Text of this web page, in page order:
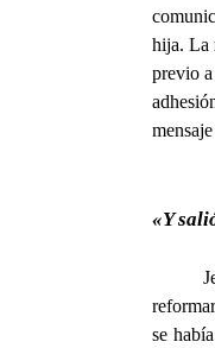
hija. La
previo
«Y
se